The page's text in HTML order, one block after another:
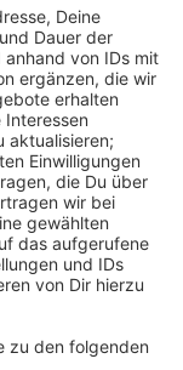
noch mehr
Stadtteile,
haben, können
heißt es – das
weitere
mit
also nicht
werden. Als
auch
17.200
registriert.